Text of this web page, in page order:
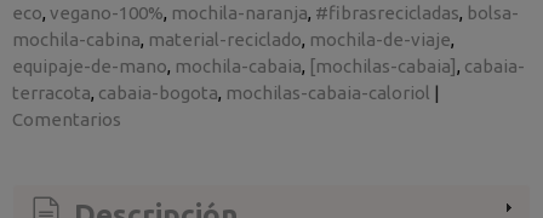
eco vegano-100% mochila-naranja #fibrasrecicladas bolsa-
mochila-cabina material-reciclado mochila-de-viaje
equipaje-de-mano mochila-cabaia [mochilas-cabaia] cabaia-
terracota cabaia-bogota mochilas-cabaia-caloriol |
Comentarios